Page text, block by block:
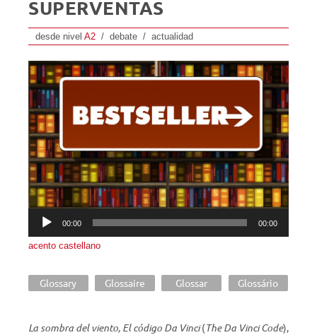
SUPERVENTAS
desde nivel A2 / debate / actualidad
de
audio
00:00 00:00
acento castellano
Glossary Glossaire Glossar Glossário
La sombra del viento, El código Da Vinci(The Da Vinci Code),